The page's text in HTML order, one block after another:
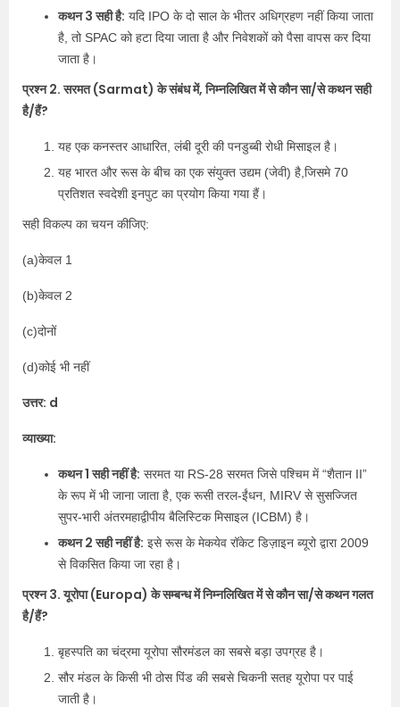
कथन 3 सही है: यदि IPO के दो साल के भीतर अधिग्रहण नहीं किया जाता
है, तो SPAC को हटा दिया जाता है और निवेशकों को पैसा वापस कर दिया
जाता है।
प्रश्न 2. सरमत (Sarmat) के संबंध में, निम्नलिखित में से कौन सा/से कथन सही
है/हैं?
यह एक कनस्तर आधारित, लंबी दूरी की पनडुब्बी रोधी मिसाइल है।
यह भारत और रूस के बीच का एक संयुक्त उद्यम (जेवी) है,जिसमे 70
प्रतिशत स्वदेशी इनपुट का प्रयोग किया गया हैं।
सही विकल्प का चयन कीजिए:
(a)केवल 1
(b)केवल 2
(c)दोनों
(d)कोई भी नहीं
उत्तर: d
व्याख्या:
कथन 1 सही नहीं है: सरमत या RS-28 सरमत जिसे पश्चिम में “शैतान II”
के रूप में भी जाना जाता है, एक रूसी तरल-ईंधन, MIRV से सुसज्जित
सुपर-भारी अंतरमहाद्वीपीय बैलिस्टिक मिसाइल (ICBM) है।
कथन 2 सही नहीं है: इसे रूस के मेकयेव रॉकेट डिज़ाइन ब्यूरो द्वारा 2009
से विकसित किया जा रहा है।
प्रश्न 3. यूरोपा (Europa) के सम्बन्ध में निम्नलिखित में से कौन सा/से कथन गलत
है/हैं?
बृहस्पति का चंद्रमा यूरोपा सौरमंडल का सबसे बड़ा उपग्रह है।
सौर मंडल के किसी भी ठोस पिंड की सबसे चिकनी सतह यूरोपा पर पाई
जाती है।